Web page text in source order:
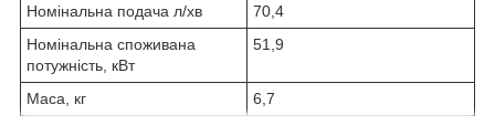
Номінальна подача л/хв
70,4
Номінальна споживана
потужність, кВт
51,9
Маса, кг 6,7